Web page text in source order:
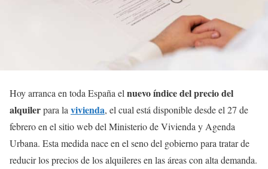
Hoy arranca en toda España el nuevo índice del precio del
alquilerpara la vivienda, el cual está disponible desde el 27 de
febrero en el sitio web del Ministerio de Vivienda y Agenda
Urbana. Esta medida nace en el seno del gobierno para tratar de
reducir los precios de los alquileres en las áreas con alta demanda.